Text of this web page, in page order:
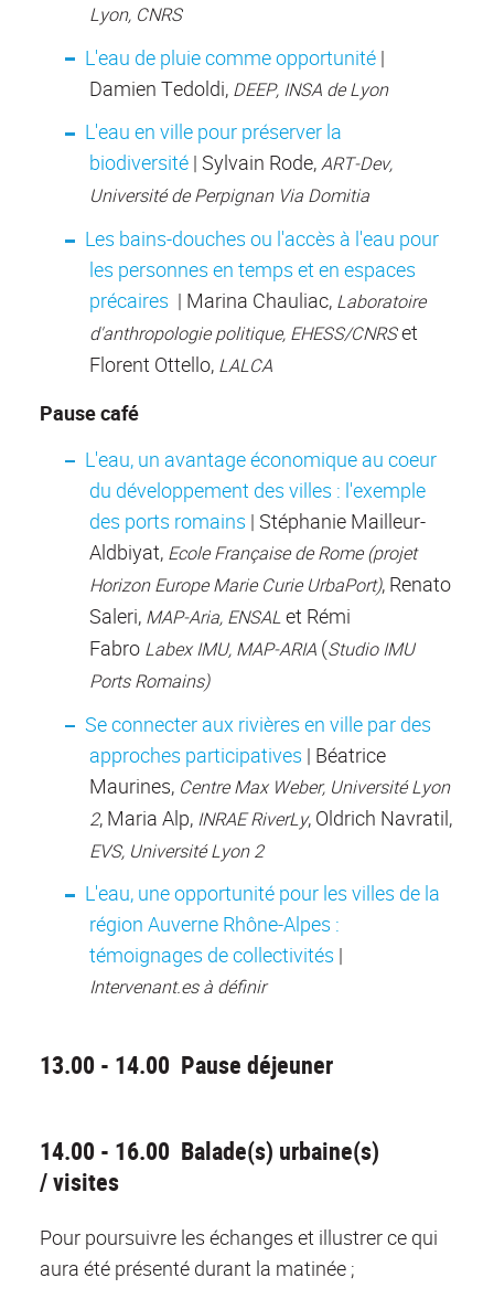
Lyon, CNRS
L'eau de pluie comme opportunité|
Damien Tedoldi, DEEP, INSA de Lyon
L'eau en ville pour préserver la
biodiversité | Sylvain Rode,ART-Dev,
Université de Perpignan Via Domitia
Les bains-douches ou l'accès à l'eau pour
les personnes en temps et en espaces
précaires | Marina Chauliac, Laboratoire
d'anthropologie politique, EHESS/CNRSet
Florent Ottello, LALCA
Pause café
L'eau, un avantage économique au coeur
du développement des villes : l'exemple
des ports romains | Stéphanie Mailleur-
Aldbiyat, Ecole Française de Rome (projet
Horizon Europe Marie Curie UrbaPort), Renato
Saleri, MAP-Aria, ENSALet Rémi
Fabro Labex IMU, MAP-ARIA (Studio IMU
Ports Romains)
Se connecter aux rivières en ville par des
approches participatives | Béatrice
Maurines, Centre Max Weber, Université Lyon
2, Maria Alp, INRAE RiverLy, Oldrich Navratil,
EVS, Université Lyon 2
L'eau, une opportunité pour les villes de la
région Auverne Rhône-Alpes :
témoignages de collectivités |
Intervenant.es à définir
13.00 - 14.00 Pause déjeuner
14.00 - 16.00 Balade(s) urbaine(s)
/ visites
Pour poursuivre les échanges et illustrer ce qui
aura été présenté durant la matinée ;